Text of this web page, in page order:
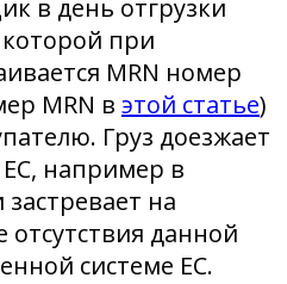
в день отгрузки
при
MRN номер
MRN в этой статье)
Груз доезжает
например в
на
данной
системе ЕС.